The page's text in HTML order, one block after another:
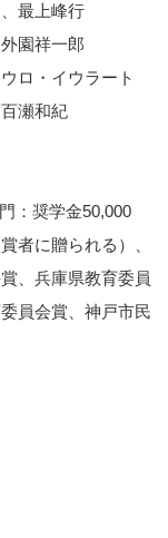
最上峰行
園祥一郎
ロ・イウラート
瀬和紀
：奨学金50,000
者に贈られる）、
、兵庫県教育委員
員会賞、神戸市民